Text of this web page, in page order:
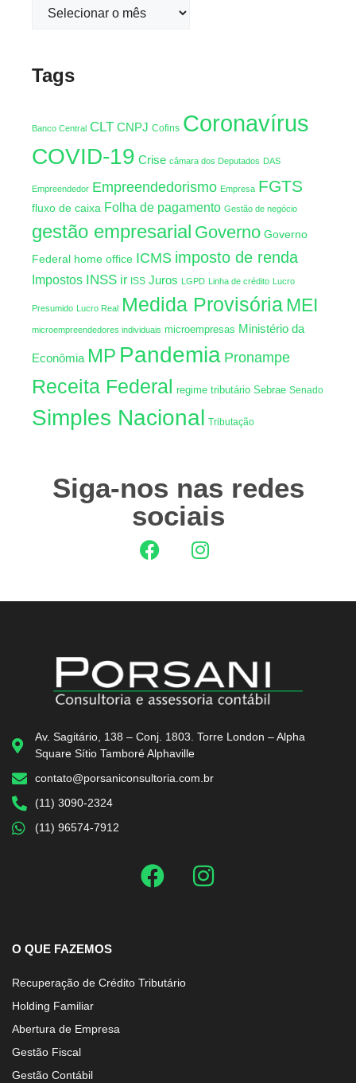
Tags
Banco Central CLT CNPJ Cofins Coronavírus
COVID-19 Crise câmara dos Deputados DAS
Empreendedor Empreendedorismo Empresa FGTS
fluxo de caixa Folha de pagamento Gestão de negócio
gestão empresarial Governo Governo
Federal home office ICMS imposto de renda
Impostos INSS ir ISS Juros LGPD Linha de crédito Lucro
Presumido Lucro Real Medida ProvisóriaMEI
microempreendedores individuais microempresas Ministério da
Econômia MP Pandemia Pronampe
Receita Federal regime tributário Sebrae Senado
Simples Nacional Tributação
Siga-nos nas redes
sociais
Av. Sagitário, 138 – Conj. 1803. Torre London – Alpha
Square Sítio Tamboré Alphaville
contato@porsaniconsultoria.com.br
(11) 3090-2324
(11) 96574-7912
O QUE FAZEMOS
Recuperação de Crédito Tributário
Holding Familiar
Abertura de Empresa
Gestão Fiscal
Gestão Contábil